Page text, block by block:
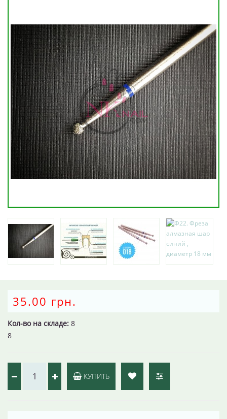
35.00 грн.
Кол-во на складе: 8
8
КУПИТЬ